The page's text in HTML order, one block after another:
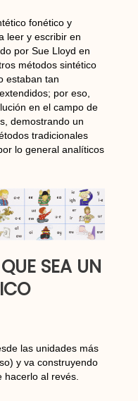
fonético y
leer y escribir en
por Sue Lloyd en
métodos sintético
estaban tan
por eso,
en el campo de
demostrando un
tradicionales
lo general analíticos
SEA UN
las unidades más
y va construyendo
al revés.